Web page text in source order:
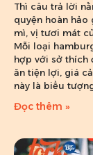
Thì câu trả lời
quyện hoàn hảo
mì, vị tươi mát
Mỗi loại
hợp với sở thích
ăn tiện lợi, giá
này là biểu
Đọc thêm »